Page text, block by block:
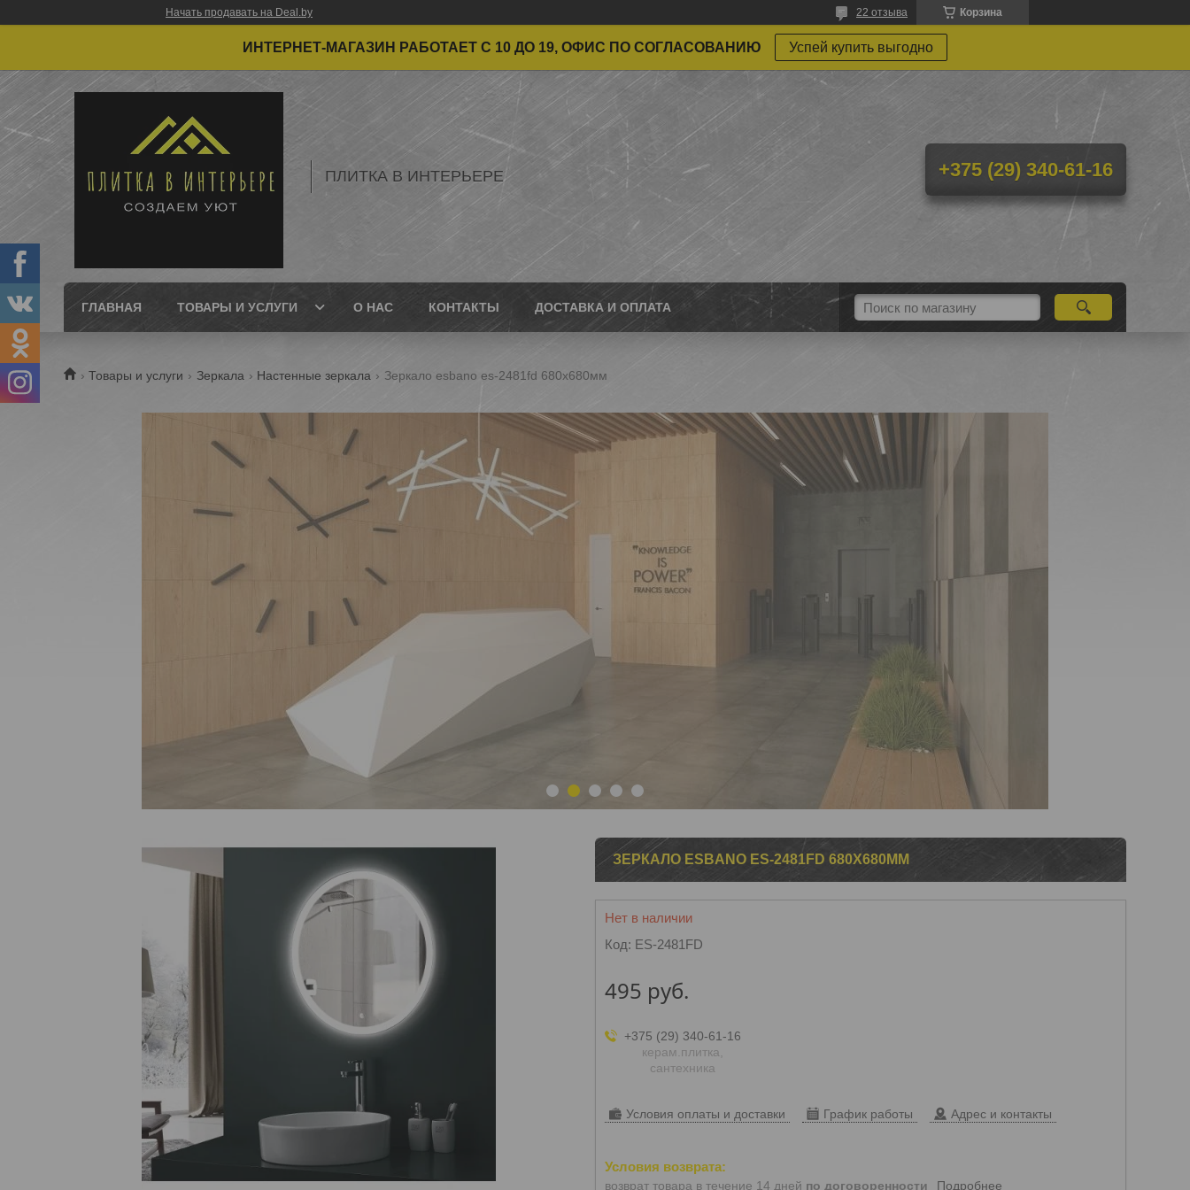
Начать продавать на Deal.by Корзина
22 отзыва
ИНТЕРНЕТ-МАГАЗИН РАБОТАЕТ С 10 ДО 19, ОФИС ПО СОГЛАСОВАНИЮ Успей купить выгодно
ПЛИТКА В ИНТЕРЬЕРЕ +375 (29) 340-61-16
ГЛАВНАЯ ТОВАРЫ И УСЛУГИ О НАС КОНТАКТЫ ДОСТАВКА И ОПЛАТА
Товары и услуги Зеркала Настенные зеркала Зеркало esbano es-2481fd 680x680мм
ЗЕРКАЛО ESBANO ES-2481FD 680X680ММ
Нет в наличии
Код: ES-2481FD
495 руб.
+375 (29) 340-61-16
керам.плитка,
сантехника
Условия оплаты и доставки График работы Адрес и контакты
возврат товара в течение 14 дней по договоренности Подробнее